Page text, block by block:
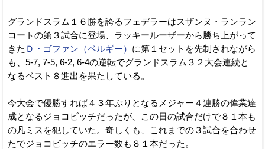
グランドスラム１６勝を誇るフェデラーはスザンヌ・ランラン
コートの第３試合に登場、ラッキールーザーから勝ち上がって
きた Ｄ・ゴファン（ベルギー） に第１セットを先制されながら
も、5-7, 7-5, 6-2, 6-4の逆転でグランドスラム３２大会連続と
なるベスト８進出を果たしている。
今大会で優勝すれば４３年ぶりとなるメジャー４連勝の偉業達
成となるジョコビッチだったが、この日の試合だけで８１本も
の凡ミスを犯していた。奇しくも、これまでの３試合を合わせ
たでジョコビッチのエラー数も８１本だった。